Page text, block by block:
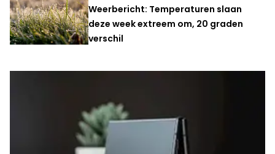
Weerbericht: Temperaturen slaan
deze week extreem om, 20 graden
verschil
Laatste nieuws